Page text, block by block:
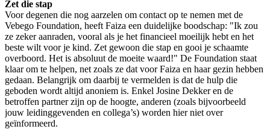
Zet die stap
Voor degenen die nog aarzelen om contact op te nemen met de
Vebego Foundation, heeft Faiza een duidelijke boodschap: "Ik zou
ze zeker aanraden, vooral als je het financieel moeilijk hebt en het
beste wilt voor je kind. Zet gewoon die stap en gooi je schaamte
overboord. Het is absoluut de moeite waard!" De Foundation staat
klaar om te helpen, net zoals ze dat voor Faiza en haar gezin hebben
gedaan. Belangrijk om daarbij te vermelden is dat de hulp die
geboden wordt altijd anoniem is. Enkel Josine Dekker en de
betroffen partner zijn op de hoogte, anderen (zoals bijvoorbeeld
jouw leidinggevenden en collega’s) worden hier niet over
geïnformeerd.